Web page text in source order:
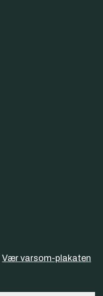
Vær varsom-plakaten